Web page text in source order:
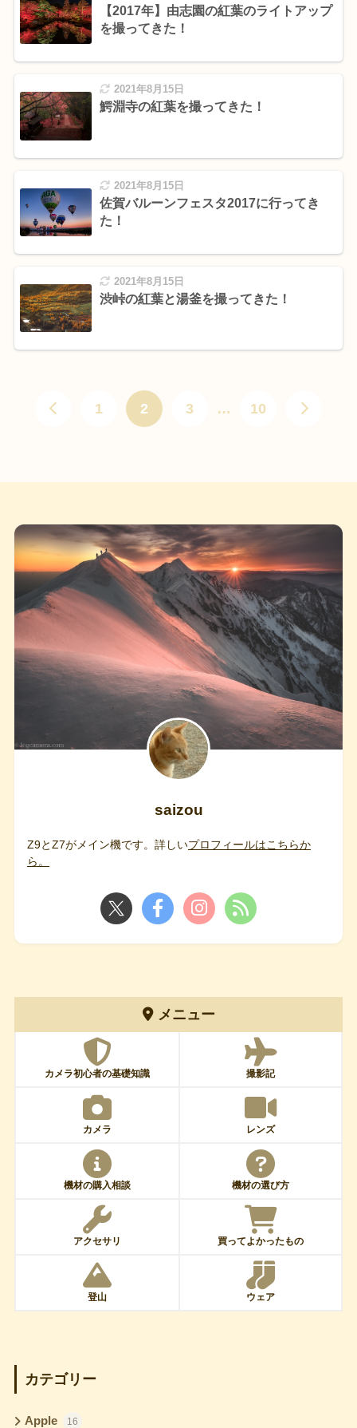
【2017年】由志園の紅葉のライトアップ
を撮ってきた！
2021年8月15日
鰐淵寺の紅葉を撮ってきた！
2021年8月15日
佐賀バルーンフェスタ2017に行ってき
た！
2021年8月15日
渋峠の紅葉と湯釜を撮ってきた！
1 2 3 … 10
saizou
Z9とZ7がメイン機です。詳しいプロフィールはこちらか
ら。
メニュー
カメラ初心者の基礎知識 撮影記
カメラ レンズ
機材の購入相談 機材の選び方
アクセサリ 買ってよかったもの
登山 ウェア
カテゴリー
Apple 16